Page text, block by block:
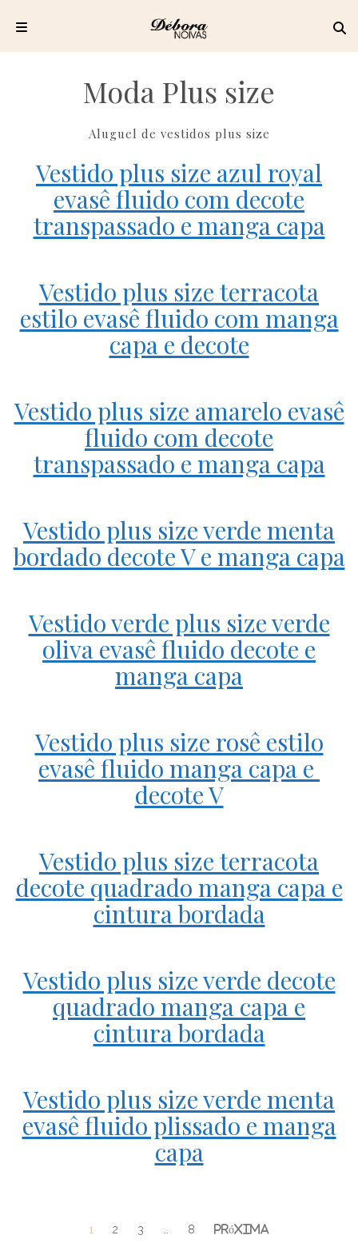
conteúdo
Moda Plus size
Aluguel de vestidos plus size
Vestido plus size azul royal
evasê fluido com decote
transpassado e manga capa
Vestido plus size terracota
estilo evasê fluido com manga
capa e decote
Vestido plus size amarelo evasê
fluido com decote
transpassado e manga capa
Vestido plus size verde menta
bordado decote V e manga capa
Vestido verde plus size verde
oliva evasê fluido decote e
manga capa
Vestido plus size rosê estilo
evasê fluido manga capa e
decote V
Vestido plus size terracota
decote quadrado manga capa e
cintura bordada
Vestido plus size verde decote
quadrado manga capa e
cintura bordada
Vestido plus size verde menta
evasê fluido plissado e manga
capa
1 2 3 8